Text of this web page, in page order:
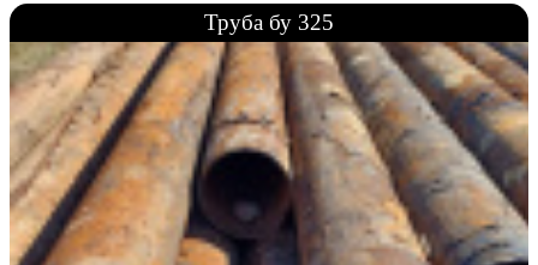
Труба бу 325